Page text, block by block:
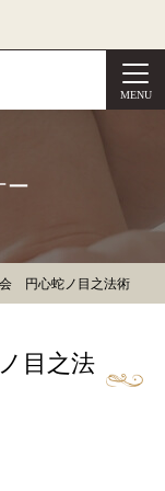
MENU
ー
円心蛇ノ目之法術
目之法